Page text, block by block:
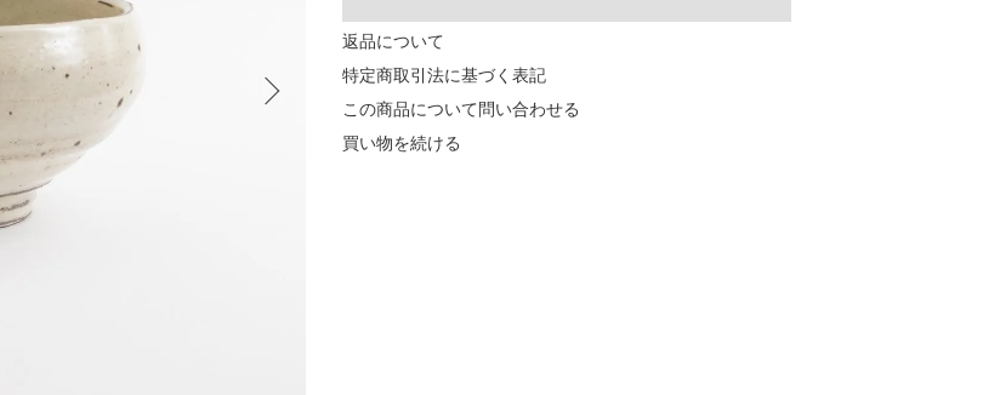
返品について
特定商取引法に基づく表記
この商品について問い合わせる
買い物を続ける